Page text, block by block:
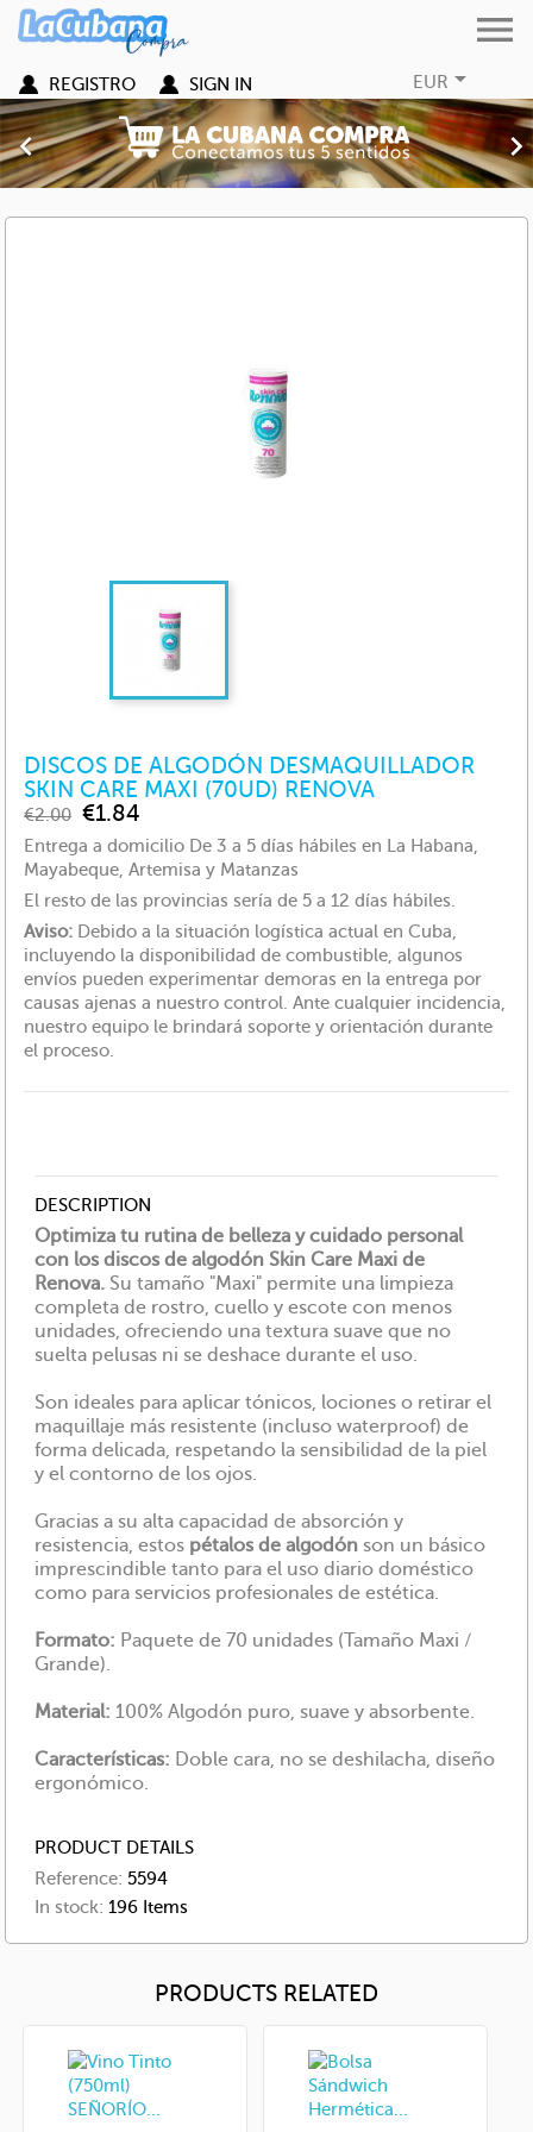

EUR
REGISTRO SIGN IN

Previous
DISCOS DE ALGODÓN DESMAQUILLADOR
SKIN CARE MAXI (70UD) RENOVA
€2.00 €1.84
Entrega a domicilio De 3 a 5 días hábiles en La Habana,
Mayabeque, Artemisa y Matanzas
El resto de las provincias sería de 5 a 12 días hábiles.
Aviso: Debido a la situación logística actual en Cuba,
incluyendo la disponibilidad de combustible, algunos
envíos pueden experimentar demoras en la entrega por
causas ajenas a nuestro control. Ante cualquier incidencia,
nuestro equipo le brindará soporte y orientación durante
el proceso.
DESCRIPTION
Optimiza tu rutina de belleza y cuidado personal
con los discos de algodón Skin Care Maxi de
Renova. Su tamaño "Maxi" permite una limpieza
completa de rostro, cuello y escote con menos
unidades, ofreciendo una textura suave que no
suelta pelusas ni se deshace durante el uso.
Son ideales para aplicar tónicos, lociones o retirar el
maquillaje más resistente (incluso waterproof) de
forma delicada, respetando la sensibilidad de la piel
y el contorno de los ojos.
Gracias a su alta capacidad de absorción y
resistencia, estos pétalos de algodón son un básico
imprescindible tanto para el uso diario doméstico
como para servicios profesionales de estética.
Formato: Paquete de 70 unidades (Tamaño Maxi /
Grande).
Material: 100% Algodón puro, suave y absorbente.
Características: Doble cara, no se deshilacha, diseño
ergonómico.
PRODUCT DETAILS
Reference: 5594
In stock: 196 Items
PRODUCTS RELATED